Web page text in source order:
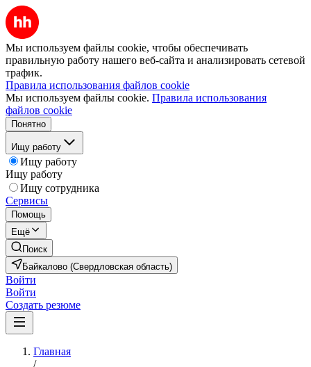
Мы используем файлы cookie, чтобы обеспечивать
правильную работу нашего веб-сайта и анализировать сетевой
трафик.
Правила использования файлов cookie
Мы используем файлы cookie. Правила использования
файлов cookie
Понятно
Ищу работу
Ищу работу
Ищу работу
Ищу сотрудника
Сервисы
Помощь
Ещё
Поиск
Байкалово (Свердловская область)
Войти
Войти
Создать резюме
Главная
/